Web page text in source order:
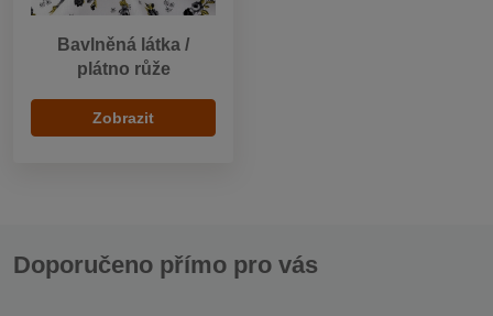
Bavlněná látka /
plátno růže
Zobrazit
Doporučeno přímo pro vás